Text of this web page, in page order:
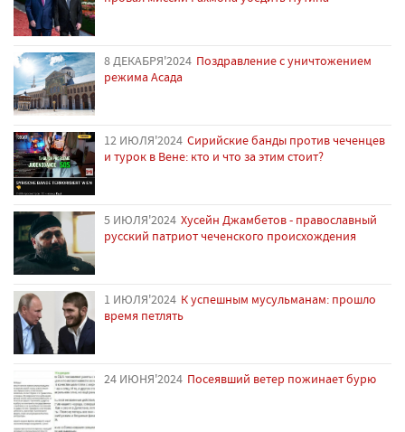
8 ДЕКАБРЯ'2024 Поздравление с уничтожением
режима Асада
12 ИЮЛЯ'2024 Сирийские банды против чеченцев
и турок в Вене: кто и что за этим стоит?
5 ИЮЛЯ'2024 Хусейн Джамбетов - православный
русский патриот чеченского происхождения
1 ИЮЛЯ'2024 К успешным мусульманам: прошло
время петлять
24 ИЮНЯ'2024 Посеявший ветер пожинает бурю